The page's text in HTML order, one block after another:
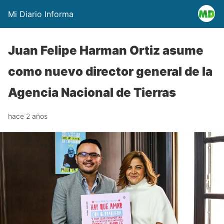
Mi Diario Informa
Juan Felipe Harman Ortiz asume
como nuevo director general de la
Agencia Nacional de Tierras
hace 2 años